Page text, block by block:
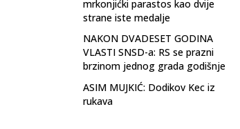
mrkonjićki parastos kao dvije
strane iste medalje
NAKON DVADESET GODINA
VLASTI SNSD-a: RS se prazni
brzinom jednog grada godišnje
ASIM MUJKIĆ: Dodikov Kec iz
rukava